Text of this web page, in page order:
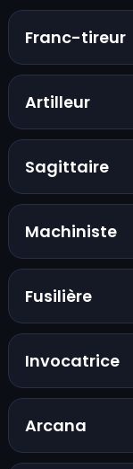
Franc-tireur
Artilleur
Sagittaire
Machiniste
Fusilière
Invocatrice
Arcana